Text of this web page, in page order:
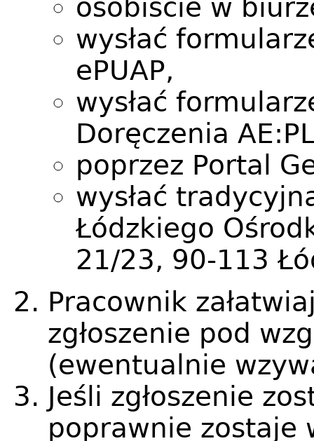
osobiście w
wysłać
ePUAP,
wysłać
Doręczenia
poprzez Portal
wysłać
Łódzkiego
21/23, 90-113
Pracownik
zgłoszenie pod
(ewentualnie
Jeśli zgłoszenie
poprawnie zostaje